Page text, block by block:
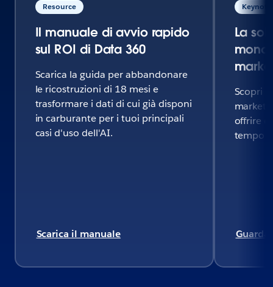
Resource
Il manuale di avvio rapido
sul ROI di Data 360
Scarica la guida per abbandonare
le ricostruzioni di 18 mesi e
trasformare i dati di cui già disponi
in carburante per i tuoi principali
casi d'uso dell'AI.
Scarica il manuale
La
Scopri
offrire
tempo
Guarda